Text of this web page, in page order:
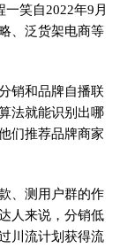
笑自2022年9月
、泛货架电商等
销和品牌自播联
法就能识别出哪
们推荐品牌商家
、测用户群的作
人来说，分销低
川流计划获得流